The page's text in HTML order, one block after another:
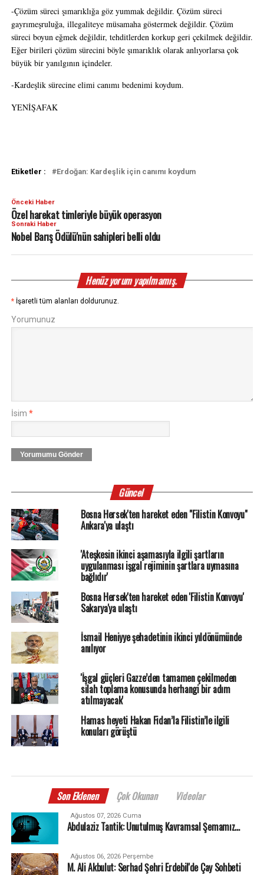
-Çözüm süreci şımarıklığa göz yummak değildir. Çözüm süreci
gayrımeşruluğa, illegaliteye müsamaha göstermek değildir. Çözüm
süreci boyun eğmek değildir, tehditlerden korkup geri çekilmek değildir.
Eğer birileri çözüm sürecini böyle şımarıklık olarak anlıyorlarsa çok
büyük bir yanılgının içindeler.
-Kardeşlik sürecine elimi canımı bedenimi koydum.
YENİŞAFAK
Etiketler : Erdoğan: Kardeşlik için canımı koydum
Önceki Haber
Özel harekat timleriyle büyük operasyon
Sonraki Haber
Nobel Barış Ödülü'nün sahipleri belli oldu
Henüz yorum yapılmamış.
* İşaretli tüm alanları doldurunuz.
Yorumunuz
İsim *
Yorumumu Gönder
Güncel
Bosna Hersek'ten hareket eden "Filistin Konvoyu"
Ankara'ya ulaştı
'Ateşkesin ikinci aşamasıyla ilgili şartların
uygulanması işgal rejiminin şartlara uymasına
bağlıdır'
Bosna Hersek'ten hareket eden 'Filistin Konvoyu'
Sakarya'ya ulaştı
İsmail Heniyye şehadetinin ikinci yıldönümünde
anılıyor
'İşgal güçleri Gazze’den tamamen çekilmeden
silah toplama konusunda herhangi bir adım
atılmayacak'
Hamas heyeti Hakan Fidan’la Filistin’le ilgili
konuları görüştü
Son Eklenen Çok Okunan Videolar
Ağustos 07, 2026 Cuma
Abdulaziz Tantik: Unutulmuş Kavramsal Şemamız…
Ağustos 06, 2026 Perşembe
M. Ali Akbulut: Serhad Şehri Erdebil'de Çay Sohbeti